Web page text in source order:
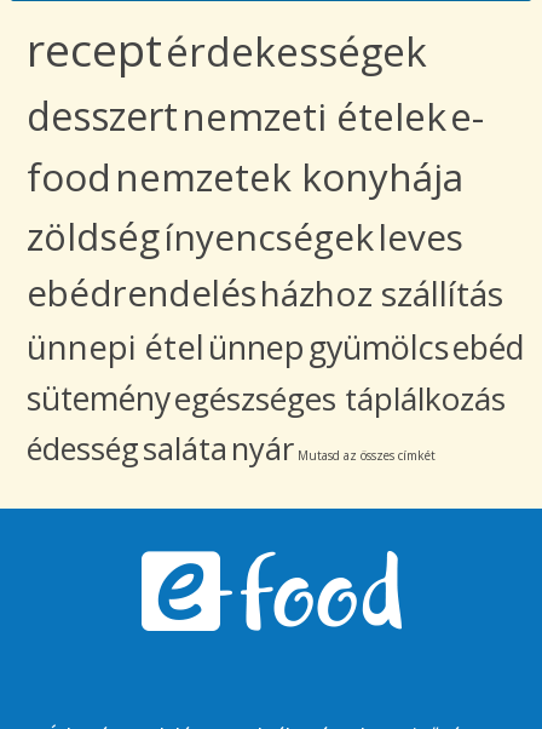
receptérdekességek
desszertnemzeti ételeke-
food nemzetek konyhája
zöldségínyencségekleves
ebédrendelésházhoz szállítás
ünnepi ételünnepgyümölcsebéd
süteményegészséges táplálkozás
édességsaláta nyár Mutasd az összes címkét